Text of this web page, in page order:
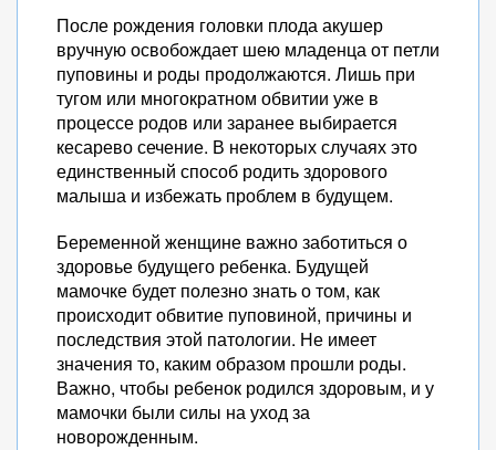
После рождения головки плода акушер
вручную освобождает шею младенца от петли
пуповины и роды продолжаются. Лишь при
тугом или многократном обвитии уже в
процессе родов или заранее выбирается
кесарево сечение. В некоторых случаях это
единственный способ родить здорового
малыша и избежать проблем в будущем.
Беременной женщине важно заботиться о
здоровье будущего ребенка. Будущей
мамочке будет полезно знать о том, как
происходит обвитие пуповиной, причины и
последствия этой патологии. Не имеет
значения то, каким образом прошли роды.
Важно, чтобы ребенок родился здоровым, и у
мамочки были силы на уход за
новорожденным.